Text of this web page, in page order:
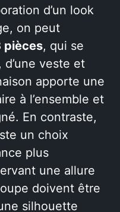
d’un look
on peut
pièces, qui se
d’une veste et
apporte une
à l’ensemble et
En contraste,
un choix
plus
une allure
doivent être
silhouette